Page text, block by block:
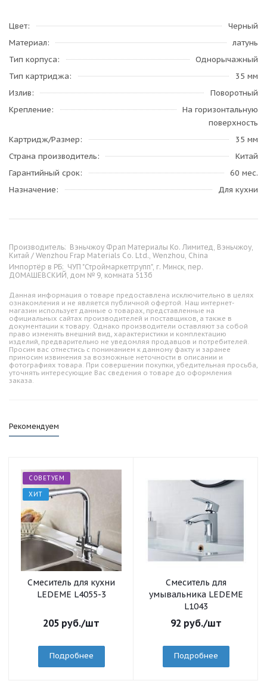
Цвет
Черный
Материал
латунь
Тип корпуса
Однорычажный
Тип картриджа
35 мм
Излив
Поворотный
Крепление
На горизонтальную
поверхность
Картридж/Размер
35 мм
Страна производитель
Китай
Гарантийный срок
60 мес.
Назначение
Для кухни
Производитель: Вэньчжоу Фрап Материалы Ко. Лимитед, Вэньчжоу,
Китай / Wenzhou Frap Materials Co. Ltd., Wenzhou, China
Импортёр в РБ: ЧУП "Строймаркетгрупп", г. Минск, пер.
ДОМАШЕВСКИЙ, дом № 9, комната 513б
Данная информация о товаре предоставлена исключительно в целях
ознакомления и не является публичной офертой. Наш интернет-
магазин использует данные о товарах, представленные на
официальных сайтах производителей и поставщиков, а также в
документации к товару. Однако производители оставляют за собой
право изменять внешний вид, характеристики и комплектацию
изделий, предварительно не уведомляя продавцов и потребителей.
Просим вас отнестись с пониманием к данному факту и заранее
приносим извинения за возможные неточности в описании и
фотографиях товара. При совершении покупки, убедительная просьба,
уточнять интересующие Вас сведения о товаре до оформления
заказа.
Рекомендуем
СОВЕТУЕМ
ХИТ
Смеситель для кухни
LEDEME L4055-3
205 руб./шт
Подробнее
Смеситель для
умывальника LEDEME
L1043
92 руб./шт
Подробнее